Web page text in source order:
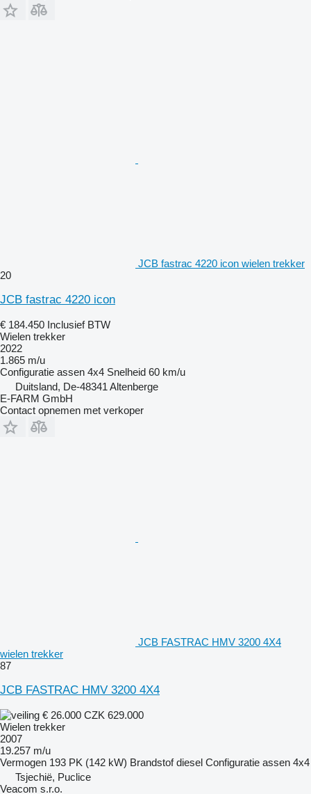
JCB fastrac 4220 icon wielen trekker
20
JCB fastrac 4220 icon
€ 184.450 Inclusief BTW
Wielen trekker
2022
1.865 m/u
Configuratie assen 4x4 Snelheid 60 km/u
Duitsland, De-48341 Altenberge
E-FARM GmbH
Contact opnemen met verkoper
JCB FASTRAC HMV 3200 4X4
wielen trekker
87
JCB FASTRAC HMV 3200 4X4
€ 26.000 CZK 629.000
Wielen trekker
2007
19.257 m/u
Vermogen 193 PK (142 kW) Brandstof diesel Configuratie assen 4x4
Tsjechië, Puclice
Veacom s.r.o.